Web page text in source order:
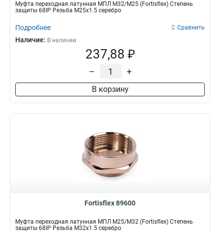
Муфта переходная латунная МПЛ М32/М25 (Fortisflex) Степень
защиты 68IP Резьба M25x1.5 серебро
Подробнее Сравнить
Наличие: В наличии
237,88 ₽
– +
В корзину
Fortisflex 89600
Муфта переходная латунная МПЛ М25/М32 (Fortisflex) Степень
защиты 68IP Резьба M32x1.5 серебро